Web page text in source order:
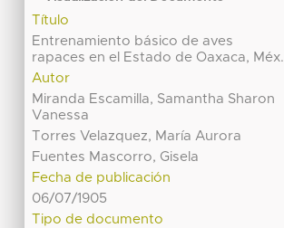
Título
Entrenamiento básico de aves
rapaces en el Estado de Oaxaca, Méx.
Autor
Miranda Escamilla, Samantha Sharon
Vanessa
Torres Velazquez, María Aurora
Fuentes Mascorro, Gisela
Fecha de publicación
06/07/1905
Tipo de documento